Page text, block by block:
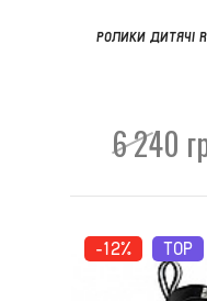
РОЛИКИ ДИТЯЧІ
6 240
-12% TOP